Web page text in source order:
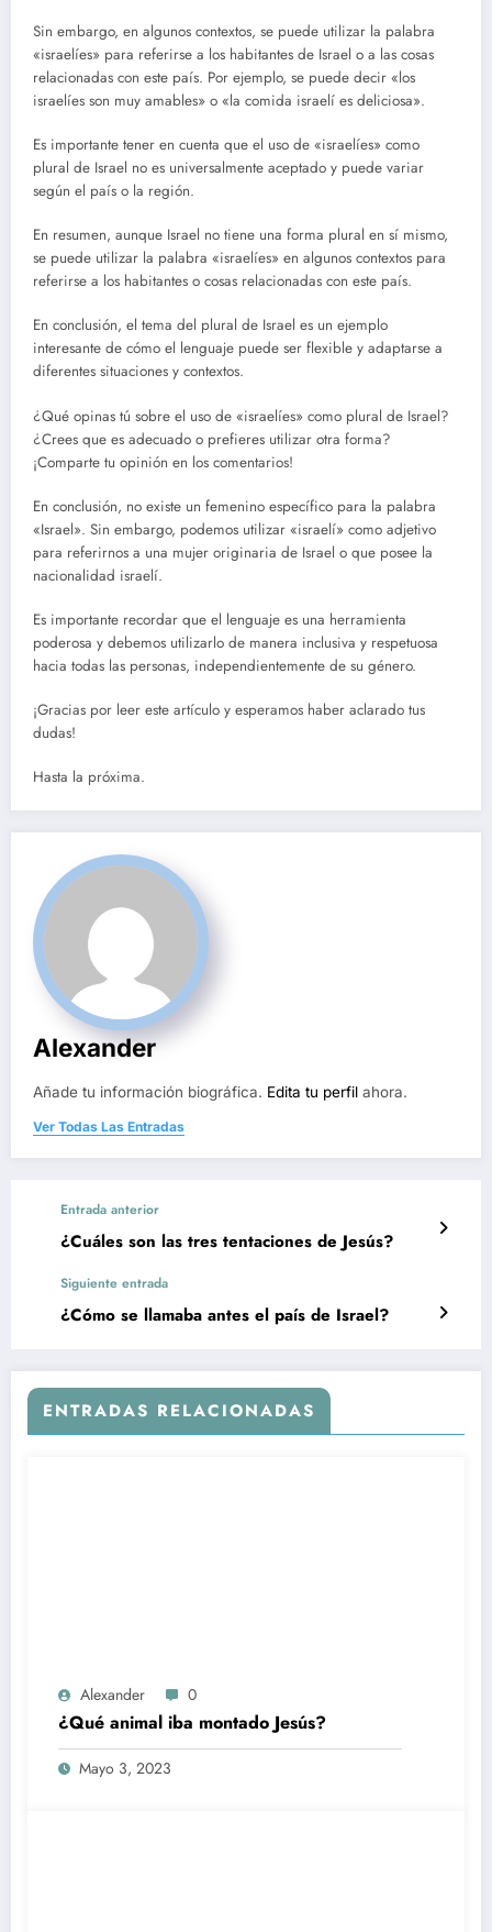
Sin embargo, en algunos contextos, se puede utilizar la palabra
«israelíes» para referirse a los habitantes de Israel o a las cosas
relacionadas con este país. Por ejemplo, se puede decir «los
israelíes son muy amables» o «la comida israelí es deliciosa».
Es importante tener en cuenta que el uso de «israelíes» como
plural de Israel no es universalmente aceptado y puede variar
según el país o la región.
En resumen, aunque Israel no tiene una forma plural en sí mismo,
se puede utilizar la palabra «israelíes» en algunos contextos para
referirse a los habitantes o cosas relacionadas con este país.
En conclusión, el tema del plural de Israel es un ejemplo
interesante de cómo el lenguaje puede ser flexible y adaptarse a
diferentes situaciones y contextos.
¿Qué opinas tú sobre el uso de «israelíes» como plural de Israel?
¿Crees que es adecuado o prefieres utilizar otra forma?
¡Comparte tu opinión en los comentarios!
En conclusión, no existe un femenino específico para la palabra
«Israel». Sin embargo, podemos utilizar «israelí» como adjetivo
para referirnos a una mujer originaria de Israel o que posee la
nacionalidad israelí.
Es importante recordar que el lenguaje es una herramienta
poderosa y debemos utilizarlo de manera inclusiva y respetuosa
hacia todas las personas, independientemente de su género.
¡Gracias por leer este artículo y esperamos haber aclarado tus
dudas!
Hasta la próxima.
Alexander
Añade tu información biográfica. Edita tu perfil ahora.
Ver Todas Las Entradas
Entrada anterior
¿Cuáles son las tres tentaciones de Jesús?
Siguiente entrada
¿Cómo se llamaba antes el país de Israel?
ENTRADAS RELACIONADAS
Alexander 0
¿Qué animal iba montado Jesús?
Mayo 3, 2023